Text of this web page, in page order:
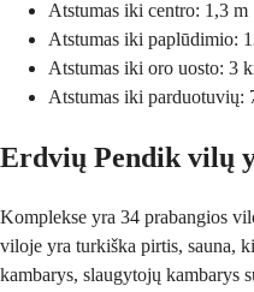
Atstumas iki centro: 1,3 m
Atstumas iki paplūdimio:
Atstumas iki oro uosto: 3
Atstumas iki parduotuvių:
Erdvių Pendik vilų
Komplekse yra 34 prabangios
viloje yra turkiška pirtis, sauna,
kambarys, slaugytojų kambarys